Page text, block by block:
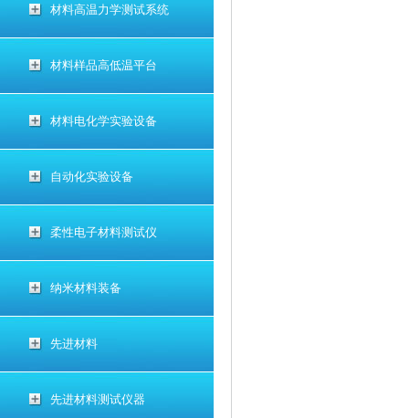
材料高温力学测试系统
材料样品高低温平台
材料电化学实验设备
自动化实验设备
柔性电子材料测试仪
纳米材料装备
先进材料
先进材料测试仪器